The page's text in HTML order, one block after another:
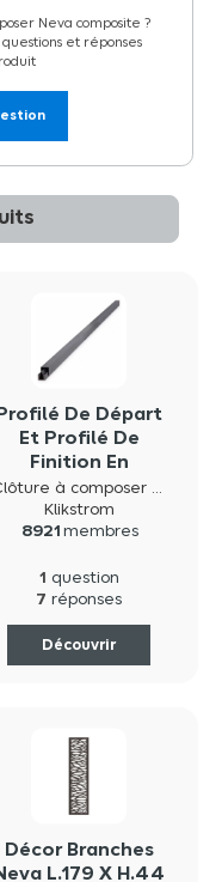
Neva composite ?
et réponses
Profilé De Départ
Et Profilé De
Finition En
Aluminium
Anthracite Pour
Clôture Neva
Clôture à composer neva composite
Klikstrom
8921 membres
1 question
7 réponses
Découvrir
Décor Branches
L.179 X H.44